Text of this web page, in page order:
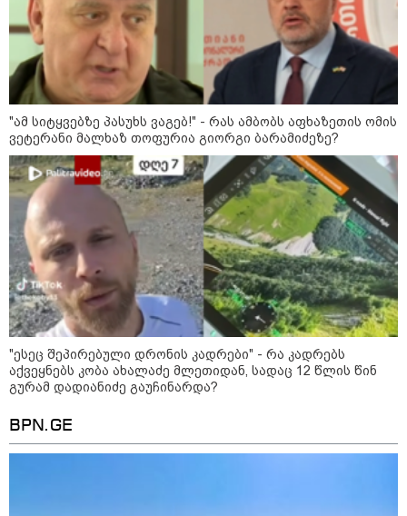
10:56 / 10-08-2026
როგორი ამინდია მოსალოდნელი 10-11
აგვისტოს?
22:08 / 10-08-2026
ბათუმში, პუშკინის ქუჩაზე
სადენებს ცეცხლი გაუჩნდა - რა
"ამ სიტყვებზე პასუხს ვაგებ!" - რას ამბობს აფხაზეთის ომის
ვეტერანი მალხაზ თოფურია გიორგი ბარამიძეზე?
"ესეც შეპირებული დრონის კადრები" - რა კადრებს
აქვეყნებს კობა ახალაძე მლეთიდან, სადაც 12 წლის წინ
გურამ დადიანიძე გაუჩინარდა?
BPN.GE